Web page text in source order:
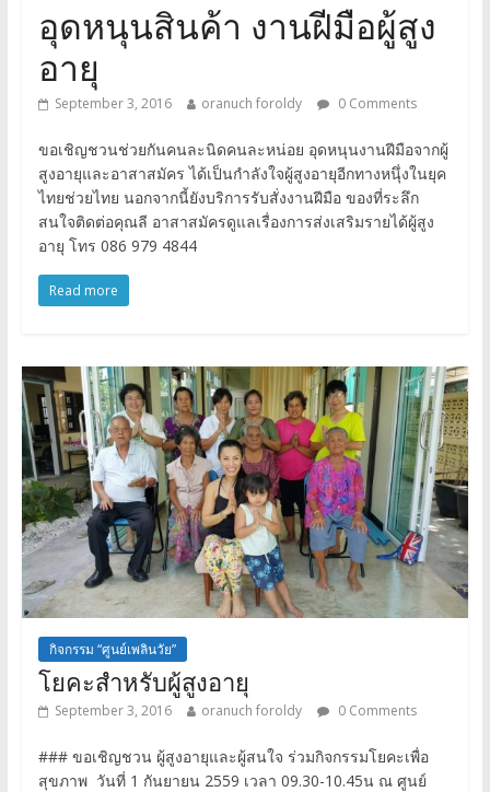
อุดหนุนสินค้า งานฝีมือผู้สูง
อายุ
September 3, 2016 oranuch foroldy 0 Comments
ขอเชิญชวนช่วยกันคนละนิดคนละหน่อย อุดหนุนงานฝีมือจากผู้
สูงอายุและอาสาสมัคร ได้เป็นกำลังใจผู้สูงอายุอีกทางหนุึ่งในยุค
ไทยช่วยไทย นอกจากนี้ยังบริการรับสั่งงานฝีมือ ของที่ระลึก
สนใจติดต่อคุณลี อาสาสมัครดูแลเรื่องการส่งเสริมรายได้ผู้สูง
อายุ โทร 086 979 4844
Read more
กิจกรรม “ศูนย์เพลินวัย”
โยคะสำหรับผู้สูงอายุ
September 3, 2016 oranuch foroldy 0 Comments
### ขอเชิญชวน ผู้สูงอายุและผู้สนใจ ร่วมกิจกรรมโยคะเพื่อ
สุขภาพ วันที่ 1 กันยายน 2559 เวลา 09.30-10.45น ณ ศูนย์